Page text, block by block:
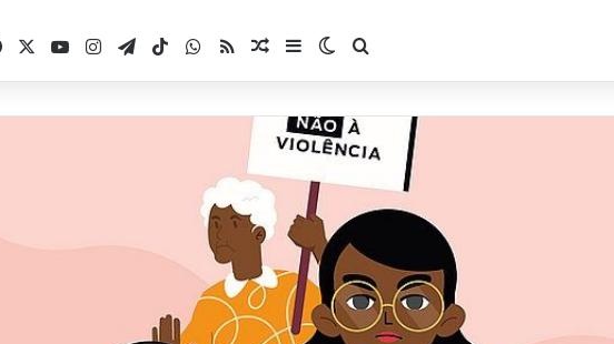
FacebookYouTubeInstagram
TelegramTikTokWhatsApp
RSSArtigo Aleatório
Barra Lateral
Switch skin
Procurar por